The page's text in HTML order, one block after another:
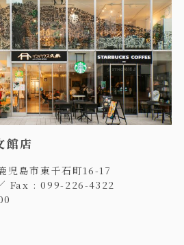
館店
児島市東千石町16-17
Fax : 099-226-4322